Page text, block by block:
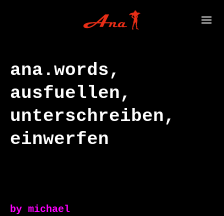
ana.words,
ausfuellen,
unterschreiben,
einwerfen
by michael